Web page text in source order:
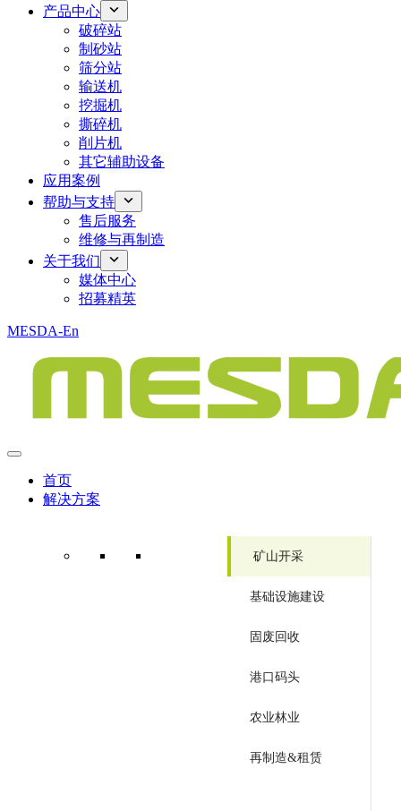
产品中心
破碎站
制砂站
筛分站
输送机
挖掘机
撕碎机
削片机
其它辅助设备
应用案例
帮助与支持
售后服务
维修与再制造
关于我们
媒体中心
招募精英
MESDA-En
首页
解决方案
矿山开采
基础设施建设
固废回收
港口码头
农业林业
再制造&租赁